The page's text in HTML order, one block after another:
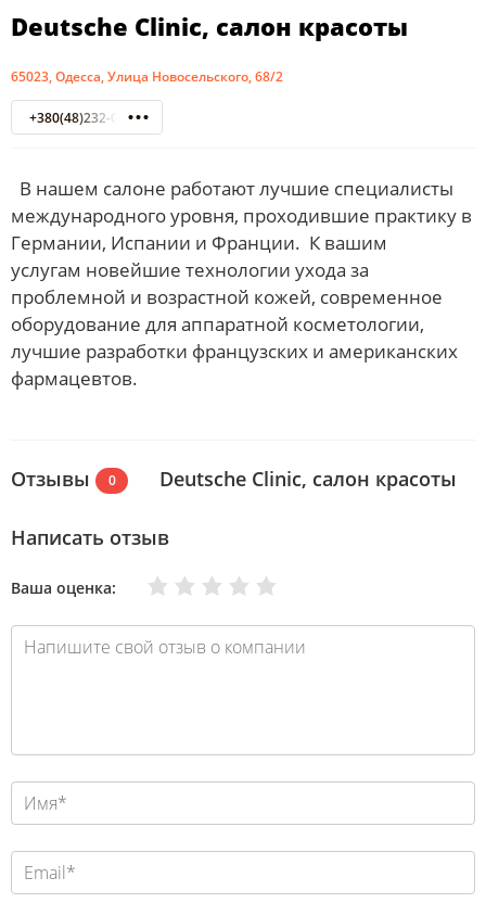
Deutsche Clinic, салон красоты
65023, Одесса, Улица Новосельского, 68/2
+380(48)232-09-46
В нашем салоне работают лучшие специалисты
международного уровня, проходившие практику в
Германии, Испании и Франции. К вашим
услугам новейшие технологии ухода за
проблемной и возрастной кожей, современное
оборудование для аппаратной косметологии,
лучшие разработки французских и американских
фармацевтов.
Отзывы 0 Deutsche Clinic, салон красоты
Написать отзыв
Ваша оценка: Отлично
Хорошо
Нормально
Плохо
Очень плохо